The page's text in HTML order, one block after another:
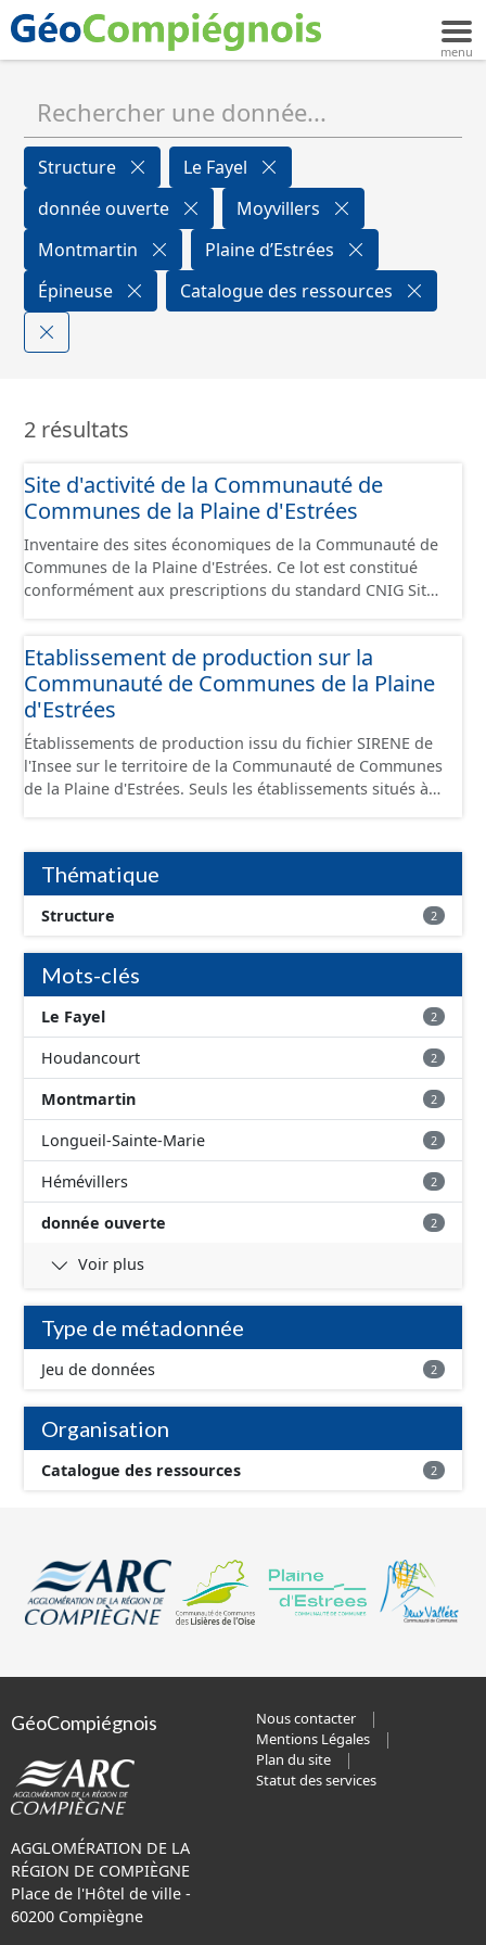
Structure
Le Fayel
donnée ouverte
Moyvillers
Montmartin
Plaine d’Estrées
Épineuse
Catalogue des ressources
2 résultats
Site d'activité de la Communauté de
Communes de la Plaine d'Estrées
Inventaire des sites économiques de la Communauté de
Communes de la Plaine d'Estrées. Ce lot est constitué
conformément aux prescriptions du standard CNIG Sites
Etablissement de production sur la
Communauté de Communes de la Plaine
d'Estrées
Établissements de production issu du fichier SIRENE de
l'Insee sur le territoire de la Communauté de Communes
de la Plaine d'Estrées. Seuls les établissements situés à
conformément aux prescriptions du standard CNIG Sites
Économiques. Ce lot ne contient pas la référence aux
terrains à vocation économique à ce jour. Il est filtré au-
delà des prescriptions du CNIG se limitant aux SCI.
Thématique
Structure 2
Mots-clés
Le Fayel 2
Houdancourt 2
Montmartin 2
Longueil-Sainte-Marie 2
Hémévillers 2
donnée ouverte 2
Voir plus
Type de métadonnée
Jeu de données 2
Organisation
Catalogue des ressources 2
GéoCompiégnois
AGGLOMÉRATION DE LA
RÉGION DE COMPIÈGNE
Place de l'Hôtel de ville -
60200 Compiègne
Nous contacter
Mentions Légales
Plan du site
Statut des services